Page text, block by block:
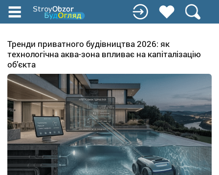
Перейти
содержанию
Тренди приватного будівництва 2026: як
технологічна аква-зона впливає на капіталізацію
об’єкта